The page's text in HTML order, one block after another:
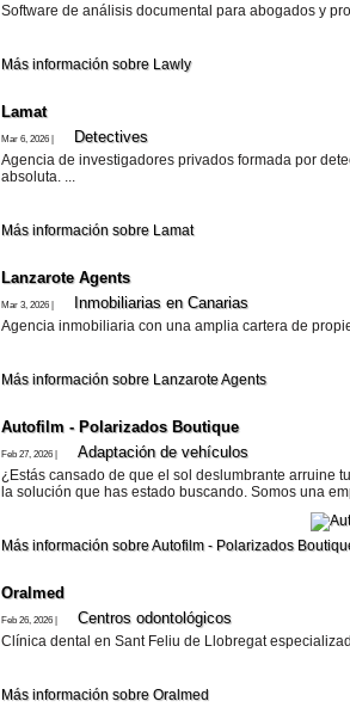
Software de análisis documental para abogados y
Más información sobre Lawly
Lamat
Mar 6, 2026 | Detectives
Agencia de investigadores privados formada por
absoluta. ...
Más información sobre Lamat
Lanzarote​ Agents
Mar 3, 2026 | Inmobiliarias en Canarias
Agencia inmobiliaria con una amplia cartera de
Más información sobre Lanzarote​ Agents
Autofilm - Polarizados Boutique
Feb 27, 2026 | Adaptación de vehí­culos
¿Estás cansado de que el sol deslumbrante arruine
la solución que has estado buscando. Somos una
Más información sobre Autofilm - Polarizados
Oralmed
Feb 26, 2026 | Centros odontológicos
Clínica dental en Sant Feliu de Llobregat
Más información sobre Oralmed